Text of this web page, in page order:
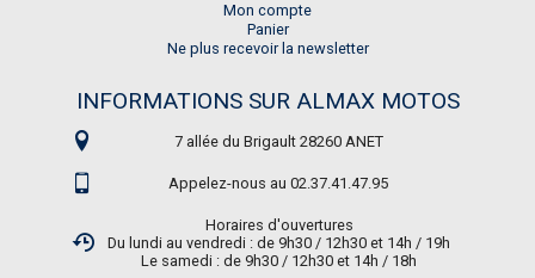
Mon compte
Panier
Ne plus recevoir la newsletter
INFORMATIONS SUR ALMAX MOTOS
7 allée du Brigault 28260 ANET
Appelez-nous au 02.37.41.47.95
Horaires d'ouvertures
Du lundi au vendredi : de 9h30 / 12h30 et 14h / 19h
Le samedi : de 9h30 / 12h30 et 14h / 18h